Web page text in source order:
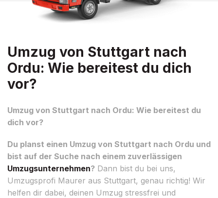
Umzug von Stuttgart nach
Ordu: Wie bereitest du dich
vor?
Umzug von Stuttgart nach Ordu: Wie bereitest du
dich vor?
Du planst einen Umzug von Stuttgart nach Ordu und
bist auf der Suche nach einem zuverlässigen
Umzugsunternehmen? Dann bist du bei uns,
Umzugsprofi Maurer aus Stuttgart, genau richtig! Wir
helfen dir dabei, deinen Umzug stressfrei und